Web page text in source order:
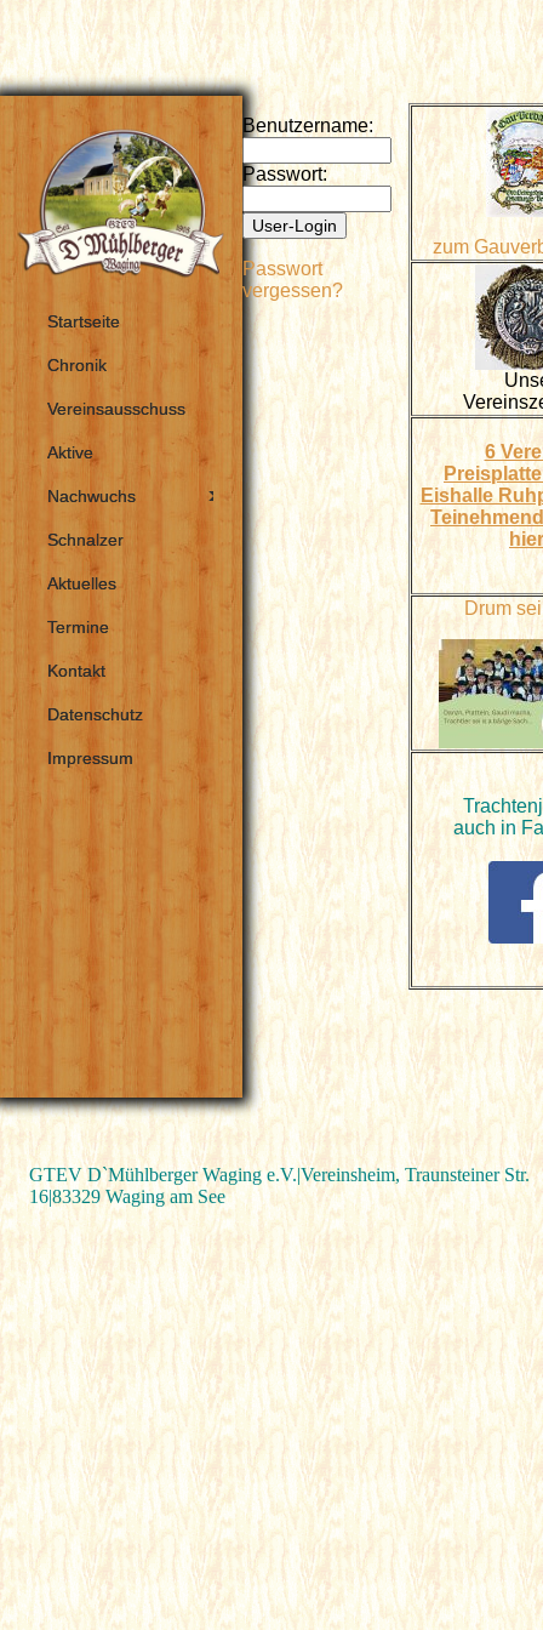
Startseite
Chronik
Vereinsausschuss
Aktive
Nachwuchs
Schnalzer
Aktuelles
Termine
Kontakt
Datenschutz
Impressum
Benutzername:
Passwort:
Passwort
vergessen?
zum
6
Eishalle
Drum
auch in
GTEV D`Mühlberger Waging e.V.|Vereinsheim, Traunsteiner Str.
16|83329 Waging am See